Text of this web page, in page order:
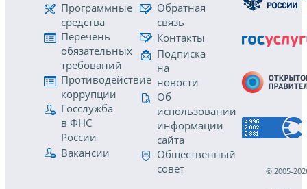
Программные
средства
Перечень
обязательных
требований
Противодействие
коррупции
Госслужба
в ФНС
России
Вакансии
Обратная
связь
Контакты
Подписка
на
новости
Об
использовании
информации
сайта
Общественный
совет
© 2005-